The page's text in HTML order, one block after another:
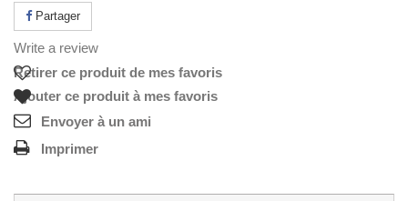
Partager
Write a review
Retirer ce produit de mes favoris
Ajouter ce produit à mes favoris
Envoyer à un ami
Imprimer